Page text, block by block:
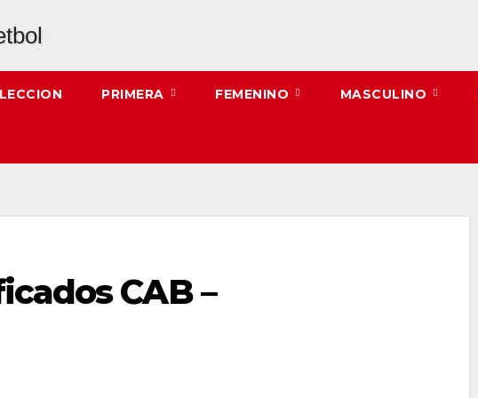
PRIMERA FEMENINO MASCULINO
CAB –